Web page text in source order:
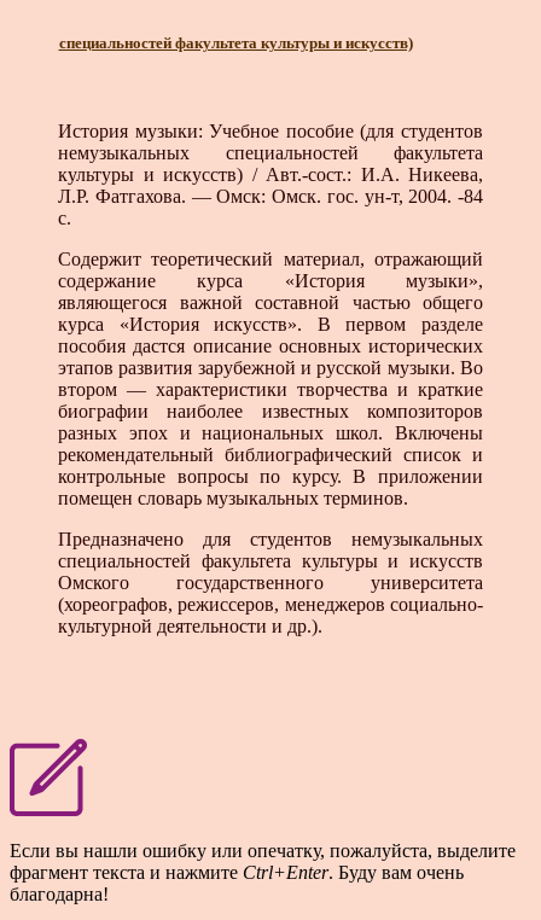
специальностей факультета культуры и искусств)
История музыки: Учебное пособие (для студентов
немузыкальных специальностей факультета
культуры и искусств) / Авт.-сост.: И.А. Никеева,
Л.Р. Фатгахова. — Омск: Омск. гос. ун-т, 2004. -84
с.
Содержит теоретический материал, отражающий
содержание курса «История музыки»,
являющегося важной составной частью общего
курса «История искусств». В первом разделе
пособия дастся описание основных исторических
этапов развития зарубежной и русской музыки. Во
втором — характеристики творчества и краткие
биографии наиболее известных композиторов
разных эпох и национальных школ. Включены
рекомендательный библиографический список и
контрольные вопросы по курсу. В приложении
помещен словарь музыкальных терминов.
Предназначено для студентов немузыкальных
специальностей факультета культуры и искусств
Омского государственного университета
(хореографов, режиссеров, менеджеров социально-
культурной деятельности и др.).
Если вы нашли ошибку или опечатку, пожалуйста, выделите
фрагмент текста и нажмите Ctrl+Enter. Буду вам очень
благодарна!